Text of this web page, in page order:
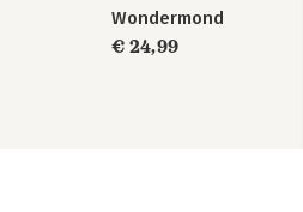
Wondermond
€ 24,99